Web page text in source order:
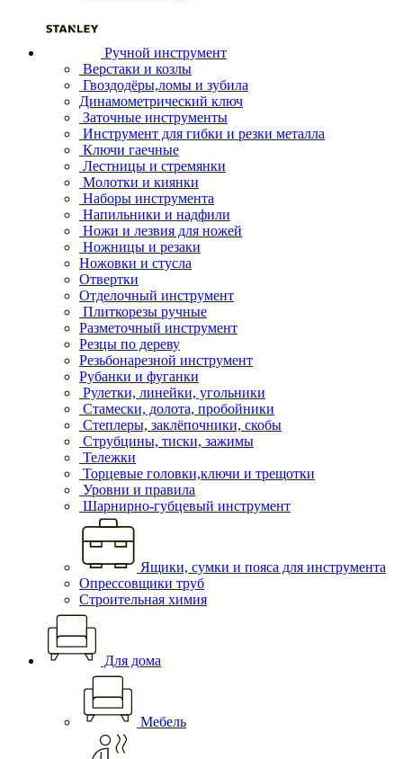
Ручной инструмент
Верстаки и козлы
Гвоздодёры,ломы и зубила
Динамометрический ключ
Заточные инструменты
Инструмент для гибки и резки металла
Ключи гаечные
Лестницы и стремянки
Молотки и киянки
Наборы инструмента
Напильники и надфили
Ножи и лезвия для ножей
Ножницы и резаки
Ножовки и стусла
Отвертки
Отделочный инструмент
Плиткорезы ручные
Разметочный инструмент
Резцы по дереву
Резьбонарезной инструмент
Рубанки и фуганки
Рулетки, линейки, угольники
Стамески, долота, пробойники
Степлеры, заклёпочники, скобы
Струбцины, тиски, зажимы
Тележки
Торцевые головки,ключи и трещотки
Уровни и правила
Шарнирно-губцевый инструмент
Ящики, сумки и пояса для инструмента
Опрессовщики труб
Строительная химия
Для дома
Мебель